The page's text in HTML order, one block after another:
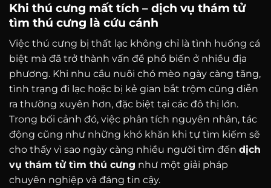
Khi thú cưng mất tích – dịch vụ thám tử
tìm thú cưng là cứu cánh
Việc thú cưng bị thất lạc không chỉ là tình huống cá
biệt mà đã trở thành vấn đề phổ biến ở nhiều địa
phương. Khi nhu cầu nuôi chó mèo ngày càng tăng,
tình trạng đi lạc hoặc bị kẻ gian bắt trộm cũng diễn
ra thường xuyên hơn, đặc biệt tại các đô thị lớn.
Trong bối cảnh đó, việc phân tích nguyên nhân, tác
động cũng như những khó khăn khi tự tìm kiếm sẽ
cho thấy vì sao ngày càng nhiều người tìm đến dịch
vụ thám tử tìm thú cưng như một giải pháp
chuyên nghiệp và đáng tin cậy.